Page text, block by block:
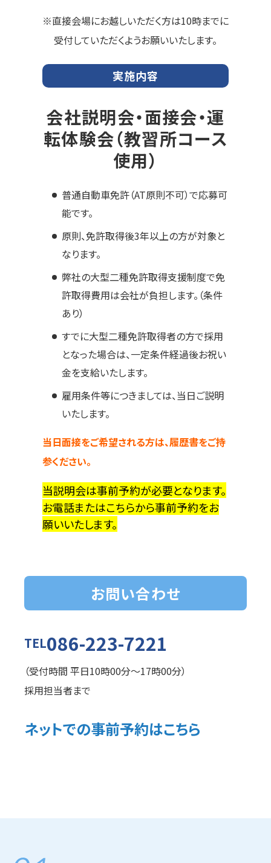
※直接会場にお越しいただく方は10時までに
受付していただくようお願いいたします。
実施内容
会社説明会・面接会・運
転体験会（教習所コース
使用）
普通自動車免許（AT原則不可）で応募可
能です。
原則、免許取得後3年以上の方が対象と
なります。
弊社の大型二種免許取得支援制度で免
許取得費用は会社が負担します。（条件
あり）
すでに大型二種免許取得者の方で採用
となった場合は、一定条件経過後お祝い
金を支給いたします。
雇用条件等につきましては、当日ご説明
いたします。
当日面接をご希望される方は、履歴書をご持
参ください。
当説明会は事前予約が必要となります。
お電話またはこちらから事前予約をお
願いいたします。
お問い合わせ
TEL086-223-7221
（受付時間 平日10時00分～17時00分）
採用担当者まで
ネットでの事前予約はこちら